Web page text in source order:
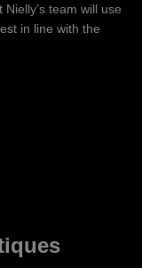
team will use
in line with the